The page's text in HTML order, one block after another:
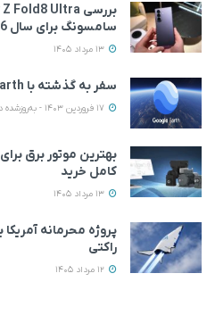
سامسونگ برای سال 2026
سفر به گذشته با Google Earth
بهترین موتور برق
کامل خرید
پروژه محرمانه
راکتی